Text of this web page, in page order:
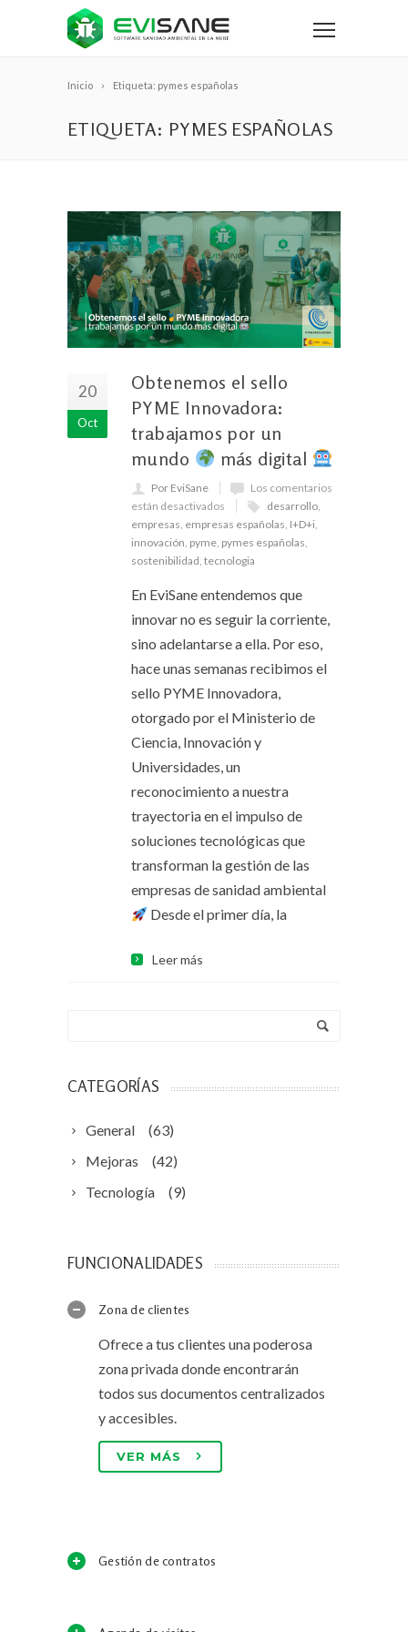
Inicio Etiqueta: pymes españolas
ETIQUETA: PYMES ESPAÑOLAS
20
Oct
Obtenemos el sello
PYME Innovadora:
trabajamos por un
mundo
más digital
Por EviSane
Los comentarios
están desactivados
desarrollo,
empresas, empresas españolas, I+D+i,
innovación, pyme, pymes españolas,
sostenibilidad, tecnologia
En EviSane entendemos que
innovar no es seguir la corriente,
sino adelantarse a ella. Por eso,
hace unas semanas recibimos el
sello PYME Innovadora,
otorgado por el Ministerio de
Ciencia, Innovación y
Universidades, un
reconocimiento a nuestra
trayectoria en el impulso de
soluciones tecnológicas que
transforman la gestión de las
empresas de sanidad ambiental
Desde el primer día, la
Leer más
CATEGORÍAS
General
(63)
Mejoras
(42)
Tecnología
(9)
FUNCIONALIDADES
Zona de clientes
Ofrece a tus clientes una poderosa
zona privada donde encontrarán
todos sus documentos centralizados
y accesibles.
VER MÁS
Gestión de contratos